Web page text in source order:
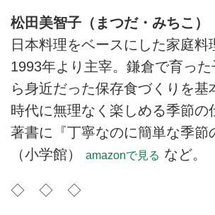
松田美智子（まつだ・みちこ）
日本料理をベースにした家庭料
1993年より主宰。鎌倉で育っ
ら身近だった保存食づくりを基
時代に無理なく楽しめる季節の
著書に『丁寧なのに簡単な季節
（小学館）
amazonで見る など。
◇ ◇ ◇